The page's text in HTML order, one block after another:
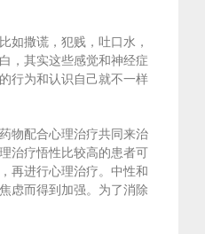
如撒谎，犯贱，吐口水，
，其实这些感觉和神经症
行为和认识自己就不一样
物配合心理治疗共同来治
治疗悟性比较高的患者可
再进行心理治疗。中性和
虑而得到加强。为了消除